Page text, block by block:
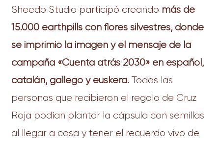
Sheedo Studio participó creando más de
15.000 earthpills con flores silvestres, donde
se imprimió la imagen y el mensaje de la
campaña «Cuenta atrás 2030» en español,
catalán, gallego y euskera.Todas las
personas que recibieron el regalo de Cruz
Roja podían plantar la cápsula con semillas
al llegar a casa y tener el recuerdo vivo de